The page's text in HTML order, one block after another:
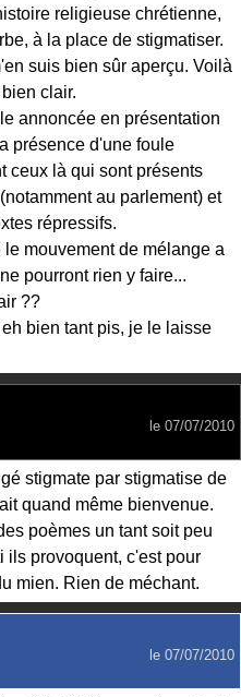
religieuse chrétienne,
à la place de stigmatiser.
suis bien sûr aperçu. Voilà
clair.
annoncée en présentation
présence d'une foule
ceux là qui sont présents
au parlement) et
répressifs.
mouvement de mélange a
pourront rien y faire...
??
bien tant pis, je le laisse
le 07/07/2010
stigmate par stigmatise de
quand même bienvenue.
poèmes un tant soit peu
ils provoquent, c'est pour
mien. Rien de méchant.
le 07/07/2010